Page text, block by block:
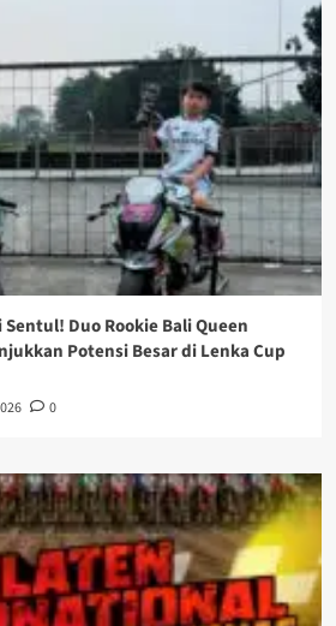
Duo Rookie Bali Queen
Potensi Besar di Lenka Cup
0